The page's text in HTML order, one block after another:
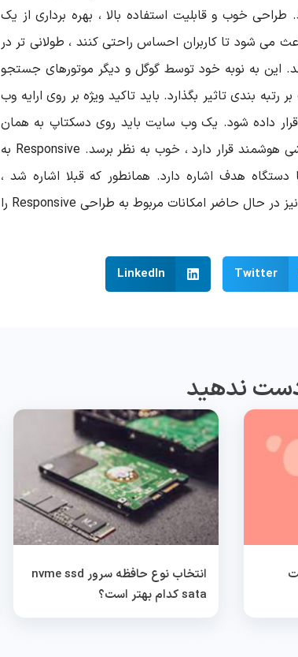
خوب و قابلیت استفاده بالا ، بهره برداری از یک
می شود تا کاربران احساس راحتی کنند ، طولانی تر در
این به نوبه خود توسط گوگل و دیگر موتورهای جستجو
بندی تاثیر بگذارد. باید تاکید ویژه بر روی ارایه وب
داده شود. یک وب سایت باید روی دسکتاپ به همان
هوشمند قرار دارد ، خوب به نظر برسد. Responsive به
دستگاه هدف اشاره دارد. همانطور که قبلا اشاره شد ،
نیز در حال حاضر امکانات مربوط به طراحی Responsive را
Twitter
LinkedIn
دست ندهید
انتخاب نوع حافظه سرور nvme ssd
sata کدام بهتر است؟